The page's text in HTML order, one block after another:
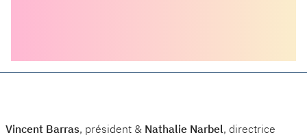
Vincent Barras, président & Nathalie Narbel, directrice